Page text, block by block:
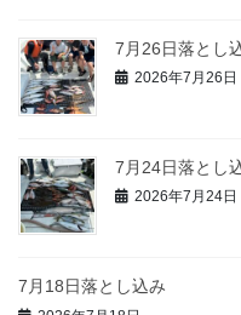
7月26日落とし
2026年7月26日
7月24日落とし
2026年7月24日
7月18日落とし込み